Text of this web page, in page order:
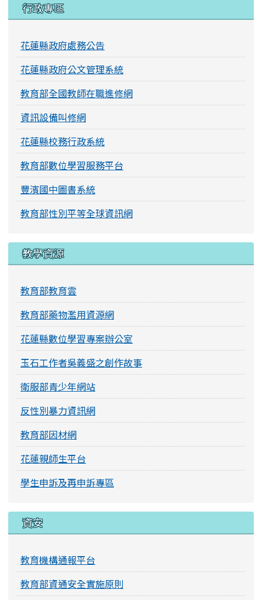
行政專區
花蓮縣政府處務公告
花蓮縣政府公文管理系統
教育部全國教師在職進修網
資訊設備叫修網
花蓮縣校務行政系統
教育部數位學習服務平台
豐濱國中圖書系統
教育部性別平等全球資訊網
教學資源
教育部教育雲
教育部藥物濫用資源網
花蓮縣數位學習專案辦公室
玉石工作者吳義盛之創作故事
衛服部青少年網站
反性別暴力資訊網
教育部因材網
花蓮親師生平台
學生申訴及再申訴專區
資安
教育機構通報平台
教育部資通安全實施原則